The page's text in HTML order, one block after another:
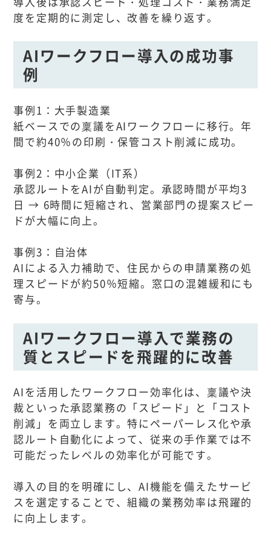
度を定期的に測定し、改善を繰り返す。
AIワークフロー導入の成功事
例
事例1：大手製造業
紙ベースでの稟議をAIワークフローに移行。年
間で約40％の印刷・保管コスト削減に成功。
事例2：中小企業（IT系）
承認ルートをAIが自動判定。承認時間が平均3
日 → 6時間に短縮され、営業部門の提案スピー
ドが大幅に向上。
事例3：自治体
AIによる入力補助で、住民からの申請業務の処
理スピードが約50％短縮。窓口の混雑緩和にも
寄与。
AIワークフロー導入で業務の
質とスピードを飛躍的に改善
AIを活用したワークフロー効率化は、稟議や決
裁といった承認業務の「スピード」と「コスト
削減」を両立します。特にペーパーレス化や承
認ルート自動化によって、従来の手作業では不
可能だったレベルの効率化が可能です。
導入の目的を明確にし、AI機能を備えたサービ
スを選定することで、組織の業務効率は飛躍的
に向上します。